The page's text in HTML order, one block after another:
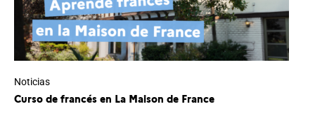
Noticias
Curso de francés en La Maison de France